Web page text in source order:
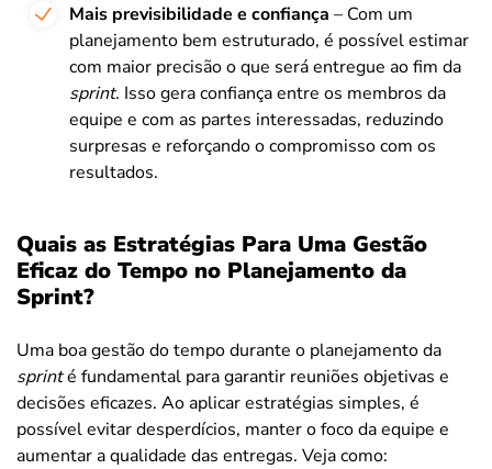
Mais previsibilidade e confiança – Com um
planejamento bem estruturado, é possível estimar
com maior precisão o que será entregue ao fim da
sprint. Isso gera confiança entre os membros da
equipe e com as partes interessadas, reduzindo
surpresas e reforçando o compromisso com os
resultados.
Quais as Estratégias Para Uma Gestão
Eficaz do Tempo no Planejamento da
Sprint?
Uma boa gestão do tempo durante o planejamento da
sprinté fundamental para garantir reuniões objetivas e
decisões eficazes. Ao aplicar estratégias simples, é
possível evitar desperdícios, manter o foco da equipe e
aumentar a qualidade das entregas. Veja como: